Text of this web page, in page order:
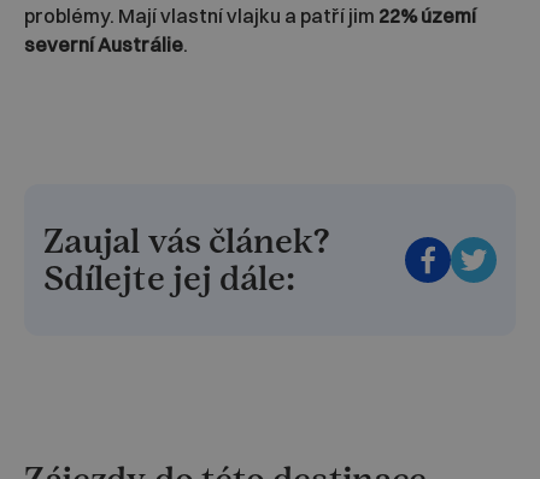
problémy. Mají vlastní vlajku a patří jim 22% území
severní Austrálie.
Zaujal vás článek?
Sdílejte jej dále: